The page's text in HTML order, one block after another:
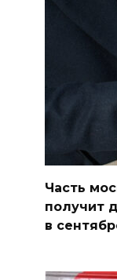
Часть
получит
в